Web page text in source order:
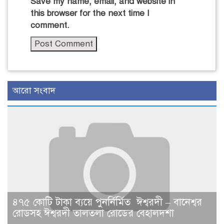
this browser for the next time I
comment.
আরো সংবাদ
৪৭৫ কোটি টাকা ব্যয়ে পুনর্নির্মিত ঈশ্বরদী – বানেশ্বর
রোডসহ ঈশ্বরদী তালতলা রোডের বেহালদশা